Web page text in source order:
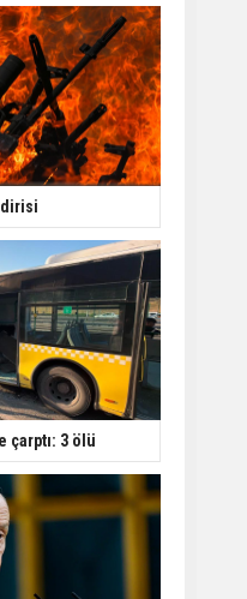
çarptı: 3 ölü